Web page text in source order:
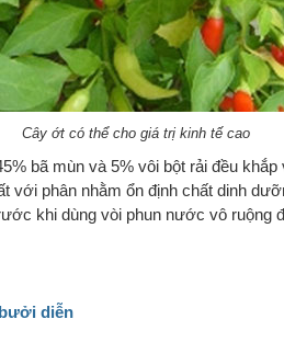
Cây ớt có thể cho giá trị kinh tế cao
bã mùn và 5% vôi bột rải đều
với phân nhằm ổn định chất dinh
khi dùng vòi phun nước vô ruộng
diễn